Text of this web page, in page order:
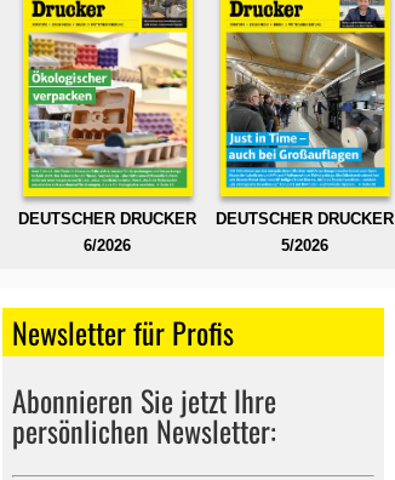
DEUTSCHER DRUCKER
6/2026
DEUTSCHER DRUCKER
5/2026
Newsletter für Profis
Abonnieren Sie jetzt Ihre
persönlichen Newsletter: